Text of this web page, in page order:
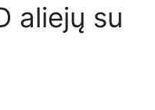
aliejų su